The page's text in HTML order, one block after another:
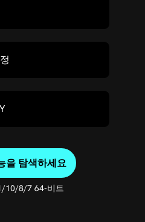
을 탐색하세요
10/8/7 64-비트